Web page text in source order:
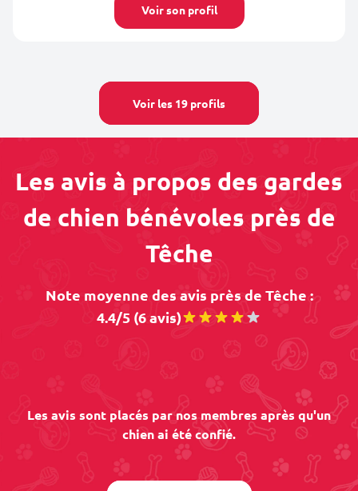
Voir son profil
Voir les 19 profils
Les avis à propos des gardes
de chien bénévoles près de
Têche
Note moyenne des avis près de Têche :
4.4/5 (6 avis)
Les avis sont placés par nos membres après qu'un
chien ai été confié.